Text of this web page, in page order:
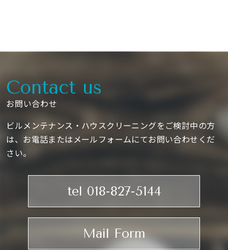
Contact us
お問い合わせ
ビルメンテナンス・ハウスクリーニングをご検討中の方
は、お電話またはメールフォームにてお問い合わせくだ
さい。
tel 018-827-5144
Mail Form